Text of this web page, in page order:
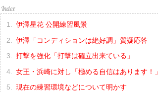
伊澤星花 公開練習風景
伊澤「コンディションは絶好調」質疑応答
打撃を強化「打撃は確立出来ている」
女王・浜崎に対し「極める自信はあります！」
現在の練習環境などについて明かす